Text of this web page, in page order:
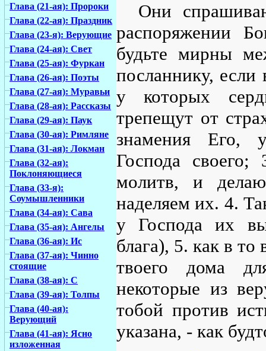
Глава (21-ая): Пророки
Глава (22-ая): Праздник
Глава (23-я): Верующие
Глава (24-ая): Свет
Глава (25-ая): Фуркан
Глава (26-ая): Поэты
Глава (27-ая): Муравьи
Глава (28-ая): Рассказы
Глава (29-ая): Паук
Глава (30-ая): Римляне
Глава (31-ая): Локман
Глава (32-ая):
Поклоняющиеся
Глава (33-я):
Соумышленники
Глава (34-ая): Сава
Глава (35-ая): Ангелы
Глава (36-ая): Ис
Глава (37-ая): Чинно
стоящие
Глава (38-ая): С
Глава (39-ая): Толпы
Глава (40-ая):
Верующий
Глава (41-ая): Ясно
изложенная
Они
распоряжении
будьте мирны
посланнику,
у которых
трепещут от
знамения Его,
Господа
молитв, и
наделяем их. 4.
у Господа их
блага), 5. как в то
твоего дома
некоторые из
тобой против
указана, - как